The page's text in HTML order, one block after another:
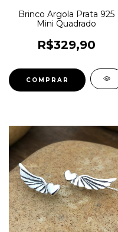
Brinco Argola Prata 925
Mini Quadrado
R$329,90